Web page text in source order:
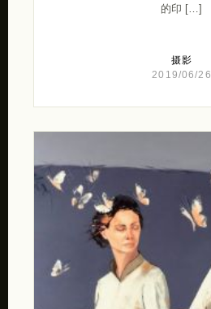
的印 […]
摄影
2019/06/26